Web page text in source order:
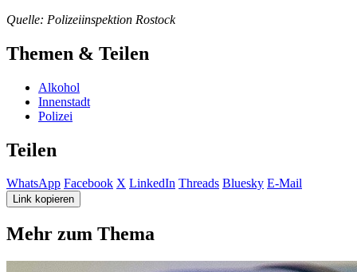
Quelle: Polizeiinspektion Rostock
Themen & Teilen
Alkohol
Innenstadt
Polizei
Teilen
WhatsApp Facebook X LinkedIn Threads Bluesky E-Mail
Link kopieren
Mehr zum Thema